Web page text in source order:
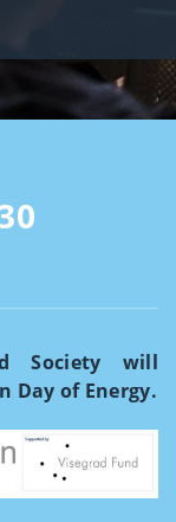
Society will
Day of Energy.